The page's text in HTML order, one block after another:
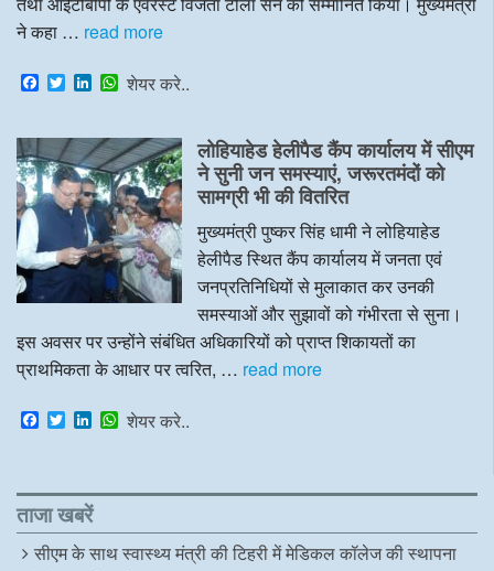
ने कहा … read more
F
a
e
b
o
o
k
T
w
t
t
e
r
L
k
e
d
I
n
W
t
s
A
p
p
शेयर करे..
लोहियाहेड हेलीपैड कैंप कार्यालय में सीएम
ने सुनी जन समस्याएं, जरूरतमंदों को
सामग्री भी की वितरित
मुख्यमंत्री पुष्कर सिंह धामी ने लोहियाहेड
हेलीपैड स्थित कैंप कार्यालय में जनता एवं
जनप्रतिनिधियों से मुलाकात कर उनकी
समस्याओं और सुझावों को गंभीरता से सुना।
इस अवसर पर उन्होंने संबंधित अधिकारियों को प्राप्त शिकायतों का
प्राथमिकता के आधार पर त्वरित, … read more
F
a
b
o
o
k
T
w
t
e
r
L
e
d
I
n
W
s
p
शेयर करे..
ताजा खबरें
सीएम के साथ स्वास्थ्य मंत्री की टिहरी में मेडिकल कॉलेज की स्थापना